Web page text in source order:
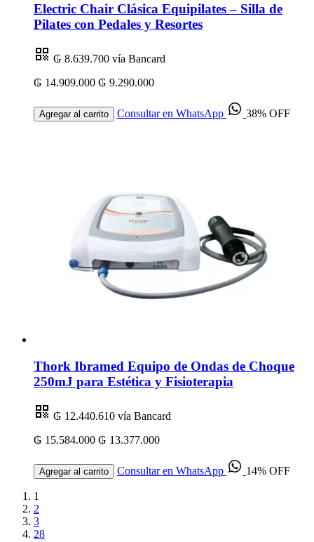
Electric Chair Clásica Equipilates – Silla de
Pilates con Pedales y Resortes
₲ 8.639.700 vía Bancard
₲ 14.909.000 ₲ 9.290.000
Agregar al carrito Consultar en WhatsApp 38% OFF
Thork Ibramed Equipo de Ondas de Choque
250mJ para Estética y Fisioterapia
₲ 12.440.610 vía Bancard
₲ 15.584.000 ₲ 13.377.000
Agregar al carrito Consultar en WhatsApp 14% OFF
1
2
3
28